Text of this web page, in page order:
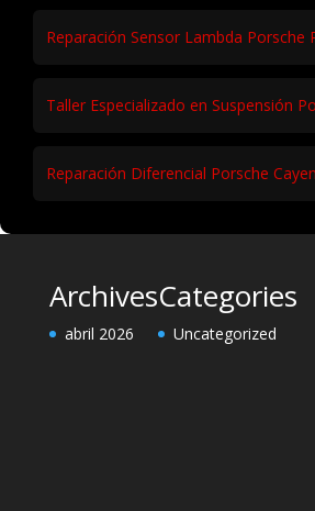
Reparación Sensor Lambda Porsche
Taller Especializado en Suspensión
Reparación Diferencial Porsche
Archives
abril 2026
Categories
Uncategorized